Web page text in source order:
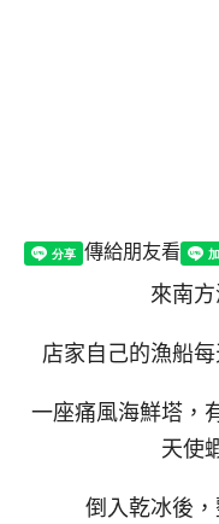
傳給朋友看
來南
店家自己的漁船
一座痛風海鮮塔，
天使
倒入乾冰後